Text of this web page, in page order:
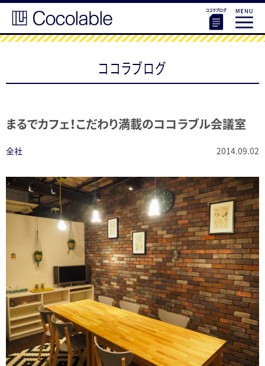
ココラブログ
まるでカフェ！こだわり満載のココラブル会議室
全社 2014.09.02